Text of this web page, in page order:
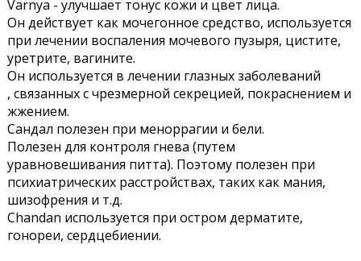
Varnya - улучшает тонус кожи и цвет лица.
Он действует как мочегонное средство, используется
при лечении воспаления мочевого пузыря, цистите,
уретрите, вагините.
Он используется в лечении глазных заболеваний
, связанных с чрезмерной секрецией, покраснением и
жжением.
Сандал полезен при меноррагии и бели.
Полезен для контроля гнева (путем
уравновешивания питта). Поэтому полезен при
психиатрических расстройствах, таких как мания,
шизофрения и т.д.
Chandan используется при остром дерматите,
гонореи, сердцебиении.